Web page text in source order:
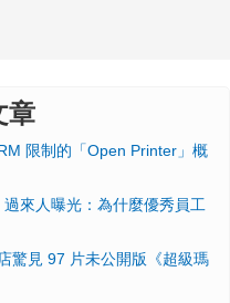
章
限制的「Open Printer」概
來人曝光：為什麼優秀員工
驚見 97 片未公開版《超級瑪